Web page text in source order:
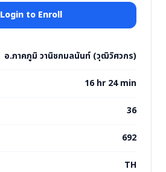
Login to Enroll
อ.ภาคภูมิ วานิชกมลนันท์ (วุฒิวิศวกร)
16 hr 24 min
36
692
TH